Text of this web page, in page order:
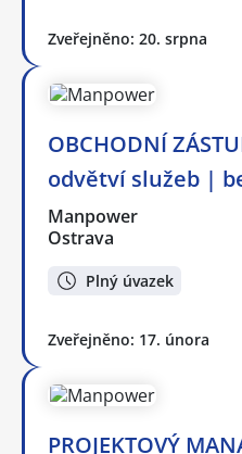
Zveřejněno: 20. srpna
OBCHODNÍ
odvětví služeb |
Manpower
Ostrava
Plný úvazek
Zveřejněno: 17. února
PROJEKTOVÝ